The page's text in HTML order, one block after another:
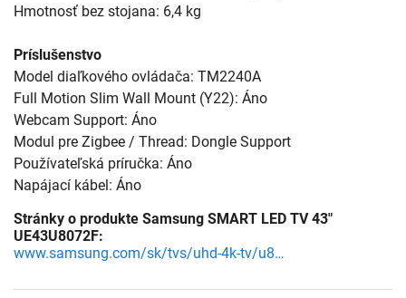
Hmotnosť bez stojana: 6,4 kg
Príslušenstvo
Model diaľkového ovládača: TM2240A
Full Motion Slim Wall Mount (Y22): Áno
Webcam Support: Áno
Modul pre Zigbee / Thread: Dongle Support
Používateľská príručka: Áno
Napájací kábel: Áno
Stránky o produkte Samsung SMART LED TV 43"
UE43U8072F:
www.samsung.com/sk/tvs/uhd-4k-tv/u8000f-43-inch-crystal-uhd-4k-smart-tv-ue43u8072fuxxh/